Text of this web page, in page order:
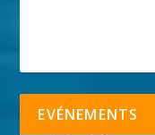
EVÉNEMENTS